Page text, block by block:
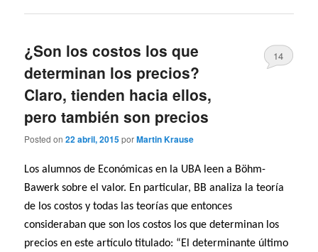
¿Son los costos los que
determinan los precios?
Claro, tienden hacia ellos,
pero también son precios
Posted on22 abril, 2015porMartin Krause
14
Los alumnos de Económicas en la UBA leen a Böhm-
Bawerk sobre el valor. En particular, BB analiza la teoría
de los costos y todas las teorías que entonces
consideraban que son los costos los que determinan los
precios en este artículo titulado: “El determinante último